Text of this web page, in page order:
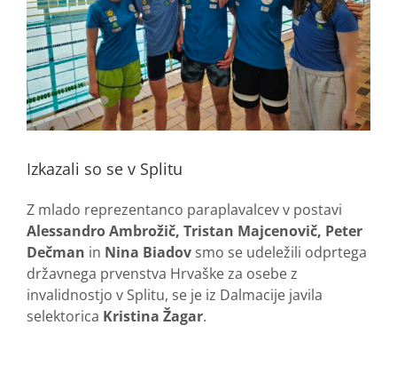
Izkazali so se v Splitu
Z mlado reprezentanco paraplavalcev v postavi
Alessandro Ambrožič, Tristan Majcenovič, Peter
Dečman in Nina Biadov smo se udeležili odprtega
državnega prvenstva Hrvaške za osebe z
invalidnostjo v Splitu, se je iz Dalmacije javila
selektorica Kristina Žagar.